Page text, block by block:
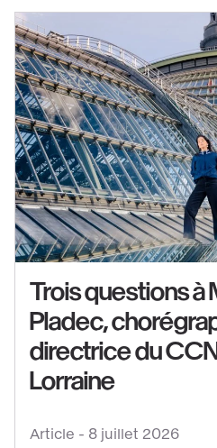
vivant
Voir
Trois questions à
Pladec,
directrice du
Lorraine
Article - 8 juillet 2026